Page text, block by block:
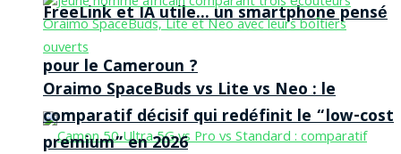
FreeLink et IA utile… un smartphone pensé
pour le Cameroun ?
Oraimo SpaceBuds vs Lite vs Neo : le
comparatif décisif qui redéfinit le “low-cost
premium” en 2026